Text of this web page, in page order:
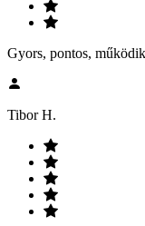
Gyors, pontos,
Tibor H.